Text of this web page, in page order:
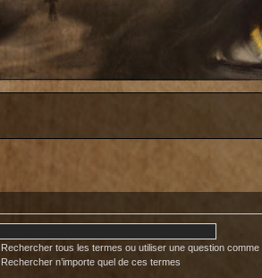
Rechercher tous les termes ou utiliser une question comme
Rechercher n’importe quel de ces termes